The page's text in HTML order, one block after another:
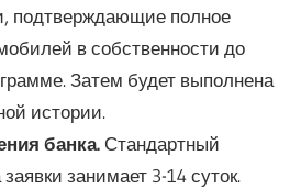
подтверждающие полное
в собственности до
Затем будет выполнена
истории.
банка.Стандартный
занимает 3-14 суток.